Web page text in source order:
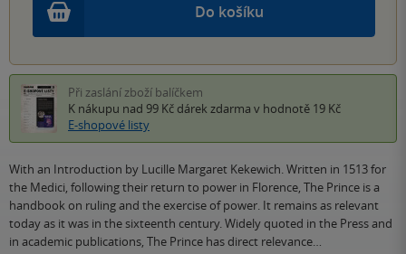
Do košíku
Při zaslání zboží balíčkem
K nákupu nad 99 Kč dárek zdarma v hodnotě 19 Kč
E-shopové listy
With an Introduction by Lucille Margaret Kekewich. Written in 1513 for
the Medici, following their return to power in Florence, The Prince is a
handbook on ruling and the exercise of power. It remains as relevant
today as it was in the sixteenth century. Widely quoted in the Press and
in academic publications, The Prince has direct relevance…